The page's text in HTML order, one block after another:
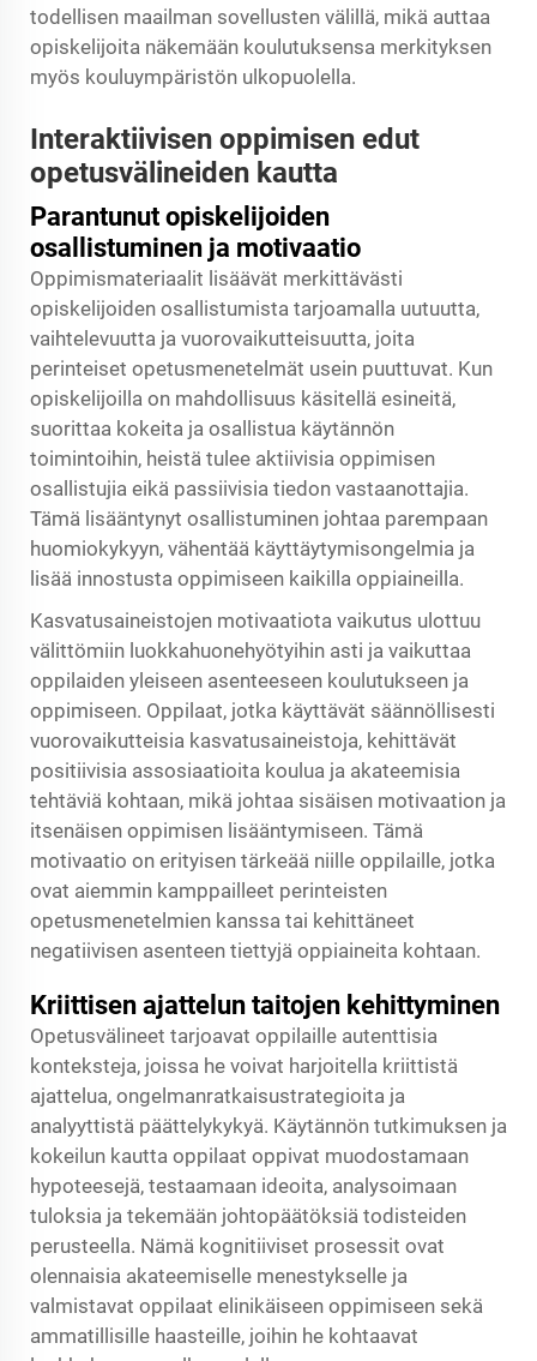
todellisen maailman sovellusten välillä, mikä auttaa
opiskelijoita näkemään koulutuksensa merkityksen
myös kouluympäristön ulkopuolella.
Interaktiivisen oppimisen edut
opetusvälineiden kautta
Parantunut opiskelijoiden
osallistuminen ja motivaatio
Oppimismateriaalit lisäävät merkittävästi
opiskelijoiden osallistumista tarjoamalla uutuutta,
vaihtelevuutta ja vuorovaikutteisuutta, joita
perinteiset opetusmenetelmät usein puuttuvat. Kun
opiskelijoilla on mahdollisuus käsitellä esineitä,
suorittaa kokeita ja osallistua käytännön
toimintoihin, heistä tulee aktiivisia oppimisen
osallistujia eikä passiivisia tiedon vastaanottajia.
Tämä lisääntynyt osallistuminen johtaa parempaan
huomiokykyyn, vähentää käyttäytymisongelmia ja
lisää innostusta oppimiseen kaikilla oppiaineilla.
Kasvatusaineistojen motivaatiota vaikutus ulottuu
välittömiin luokkahuonehyötyihin asti ja vaikuttaa
oppilaiden yleiseen asenteeseen koulutukseen ja
oppimiseen. Oppilaat, jotka käyttävät säännöllisesti
vuorovaikutteisia kasvatusaineistoja, kehittävät
positiivisia assosiaatioita koulua ja akateemisia
tehtäviä kohtaan, mikä johtaa sisäisen motivaation ja
itsenäisen oppimisen lisääntymiseen. Tämä
motivaatio on erityisen tärkeää niille oppilaille, jotka
ovat aiemmin kamppailleet perinteisten
opetusmenetelmien kanssa tai kehittäneet
negatiivisen asenteen tiettyjä oppiaineita kohtaan.
Kriittisen ajattelun taitojen kehittyminen
Opetusvälineet tarjoavat oppilaille autenttisia
konteksteja, joissa he voivat harjoitella kriittistä
ajattelua, ongelmanratkaisustrategioita ja
analyyttistä päättelykykyä. Käytännön tutkimuksen ja
kokeilun kautta oppilaat oppivat muodostamaan
hypoteesejä, testaamaan ideoita, analysoimaan
tuloksia ja tekemään johtopäätöksiä todisteiden
perusteella. Nämä kognitiiviset prosessit ovat
olennaisia akateemiselle menestykselle ja
valmistavat oppilaat elinikäiseen oppimiseen sekä
ammatillisille haasteille, joihin he kohtaavat